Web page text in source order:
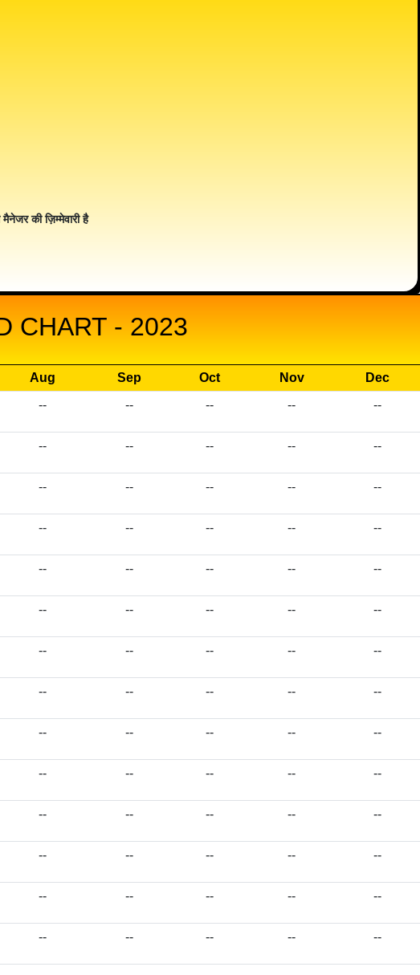
की ज़िम्मेवारी है
CHART - 2023
Aug Sep Oct Nov
Dec
-- -- -- -- --
-- -- -- -- --
-- -- -- -- --
-- -- -- -- --
-- -- -- -- --
-- -- -- -- --
-- -- -- -- --
-- -- -- -- --
-- -- -- -- --
-- -- -- -- --
-- -- -- -- --
-- -- -- -- --
-- -- -- -- --
-- -- -- -- --